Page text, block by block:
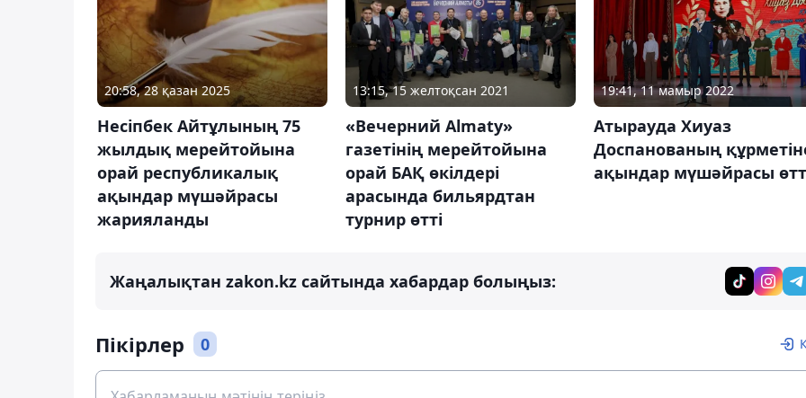
20:58, 28 қазан 2025
Несіпбек Айтұлының 75
жылдық мерейтойына
орай республикалық
ақындар мүшәйрасы
жарияланды
13:15, 15 желтоқсан 2021
«Вечерний Almaty»
газетінің мерейтойына
орай БАҚ өкілдері
арасында бильярдтан
турнир өтті
19:41, 11 мамыр 2022
Атырауда Хиуаз
Доспанованың
ақындар мүшәйрасы
Жаңалықтан zakon.kz сайтында хабардар болыңыз:
Пікірлер 0